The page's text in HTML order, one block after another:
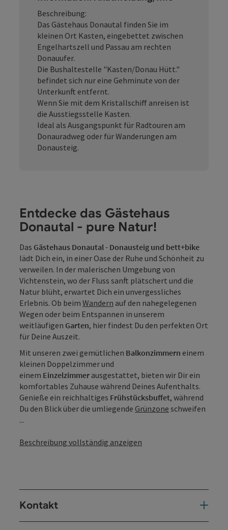
Beschreibung:
Das Gästehaus Donautal finden Sie im
kleinen Ort Kasten, eingebettet zwischen
Engelhartszell und Passau am rechten
Donauufer.
Die Bushaltestelle "Kasten/Donau Hütt."
befindet sich nur eine Gehminute von der
Unterkunft entfernt.
Wenn Sie mit dem Kristallschiff anreisen ist
die Ausstiegsstelle Kasten.
Ideal als Ausgangspunkt für Radtouren am
Donauradweg oder für Wanderungen am
Donausteig.
Entdecke das Gästehaus
Donautal - pure Natur!
Das Gästehaus Donautal - Donausteig und bett+bike
lädt Dich ein, in einer Oase der Ruhe und Schönheit zu
verweilen. In der malerischen Umgebung von
Vichtenstein, wo der Fluss sanft plätschert und die
Natur blüht, erwartet Dich ein unvergessliches
Erlebnis. Ob beim Wandern auf den nahegelegenen
Wegen oder beim Entspannen in unserem
weitläufigen Garten, hier findest Du den perfekten Ort
für Deine Auszeit.
Mit unseren zwei gemütlichen Balkonzimmern einem
kleinen Doppelzimmer und
einem Einzelzimmer ausgestattet, bieten wir Dir ein
komfortables Zuhause während Deines Aufenthalts.
Genieße ein reichhaltiges Frühstücksbuffet, während
Du den Blick über die umliegende Grünzone schweifen
...
Beschreibung vollständig anzeigen
Kontakt